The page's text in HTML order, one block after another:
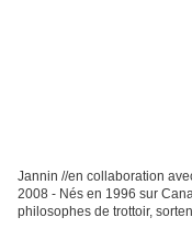
Jannin //en collaboration
2008 - Nés en 1996 sur
philosophes de trottoir,